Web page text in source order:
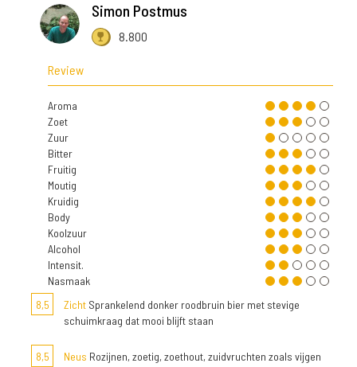
Simon Postmus
8.800
Review
Aroma
Zoet
Zuur
Bitter
Fruitig
Moutig
Kruidig
Body
Koolzuur
Alcohol
Intensit.
Nasmaak
8,5
Zicht Sprankelend donker roodbruin bier met stevige
schuimkraag dat mooi blijft staan
8,5 Neus Rozijnen, zoetig, zoethout, zuidvruchten zoals vijgen